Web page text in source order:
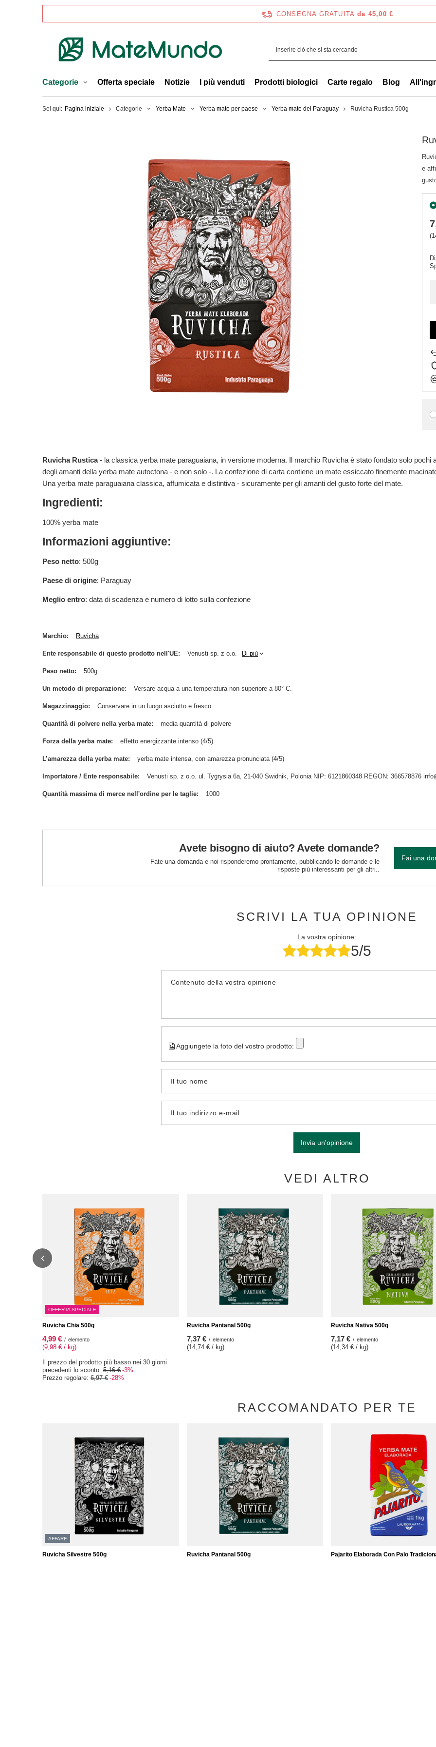
CONSEGNA GRATUITA da 45,00 €
Categorie Offerta speciale Notizie I più venduti Prodotti biologici Carte regalo Blog
Sei qui: Pagina iniziale Categorie Yerba Mate Yerba mate per paese Yerba mate del Paraguay Ruvicha Rustica 500g
e
Ruvicha Rustica- la classica yerba mate paraguaiana, in versione moderna. Il marchio Ruvicha è stato fondato solo pochi
degli amanti della yerba mate autoctona - e non solo -. La confezione di carta contiene un mate essiccato finemente
Una yerba mate paraguaiana classica, affumicata e distintiva - sicuramente per gli amanti del gusto forte del mate.
Ingredienti:
100% yerba mate
Informazioni aggiuntive:
Peso netto: 500g
Paese di origine: Paraguay
Meglio entro: data di scadenza e numero di lotto sulla confezione
Marchio Ruvicha
Ente responsabile di questo prodotto nell'UE Venusti sp. z o.o. Di più
Peso netto 500g
Un metodo di preparazione Versare acqua a una temperatura non superiore a 80° C.
Magazzinaggio Conservare in un luogo asciutto e fresco.
Quantità di polvere nella yerba mate media quantità di polvere
Forza della yerba mate effetto energizzante intenso (4/5)
L’amarezza della yerba mate yerba mate intensa, con amarezza pronunciata (4/5)
Importatore / Ente responsabile Venusti sp. z o.o. ul. Tygrysia 6a, 21-040 Świdnik, Polonia NIP: 6121860348 REGON: 366578876
Quantità massima di merce nell'ordine per le taglie 1000
Avete bisogno di aiuto? Avete domande?
Fate una domanda e noi risponderemo prontamente, pubblicando le domande e le
risposte più interessanti per gli altri..
Fai una
SCRIVI LA TUA OPINIONE
La vostra opinione:
5/5
Contenuto della vostra opinione
Aggiungete la foto del vostro prodotto:
Il tuo nome
Il tuo indirizzo e-mail
Invia un'opinione
VEDI ALTRO
OFFERTA SPECIALE
Ruvicha Chia 500g
4,99 € / elemento
(9,98 € / kg)
Il prezzo del prodotto più basso nei 30 giorni
precedenti lo sconto: 5,16 € -3%
Prezzo regolare: 6,97 € -28%
Ruvicha Pantanal 500g
7,37 € / elemento
(14,74 € / kg)
Ruvicha Nativa 500g
7,17 € / elemento
(14,34 € / kg)
RACCOMANDATO PER TE
AFFARE
Ruvicha Silvestre 500g Ruvicha Pantanal 500g Pajarito Elaborada Con Palo